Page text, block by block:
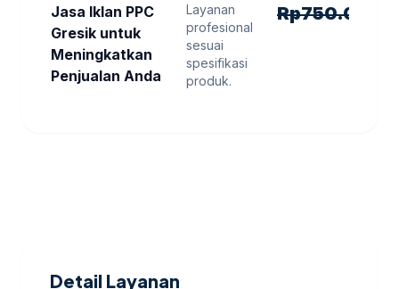
Jasa Iklan PPC
Gresik untuk
Meningkatkan
Penjualan Anda
Layanan
profesional
sesuai
spesifikasi
produk.
Rp750.000
Detail Layanan